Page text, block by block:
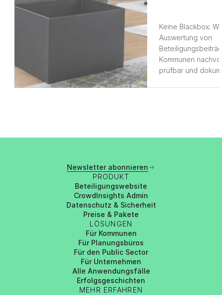
Keine Blackbox:
Auswertung von
Kommunen
prüfbar und
Newsletter abonnieren
PRODUKT
Beteiligungswebsite
CrowdInsights Admin
Datenschutz & Sicherheit
Preise & Pakete
LÖSUNGEN
Für Kommunen
Für Planungsbüros
Für den Public Sector
Für Unternehmen
Alle Anwendungsfälle
Erfolgsgeschichten
MEHR ERFAHREN